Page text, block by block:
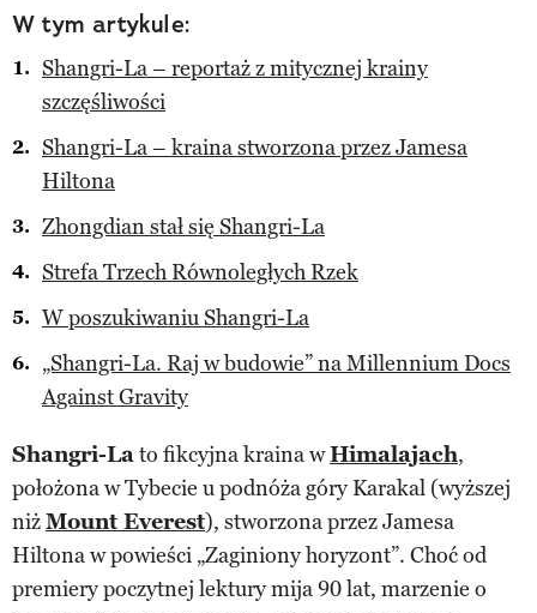
W tym artykule:
Shangri-La – reportaż z mitycznej krainy
szczęśliwości
Shangri-La – kraina stworzona przez Jamesa
Hiltona
Zhongdian stał się Shangri-La
Strefa Trzech Równoległych Rzek
W poszukiwaniu Shangri-La
„Shangri-La. Raj w budowie” na Millennium Docs
Against Gravity
Shangri-Lato fikcyjna kraina wHimalajach,
położona w Tybecie u podnóża góry Karakal (wyższej
niżMount Everest), stworzona przez Jamesa
Hiltona w powieści „Zaginiony horyzont”. Choć od
premiery poczytnej lektury mija 90 lat, marzenie o